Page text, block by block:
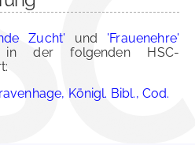
Zucht' und 'Frauenehre'
in der folgenden HSC-
Königl. Bibl., Cod.